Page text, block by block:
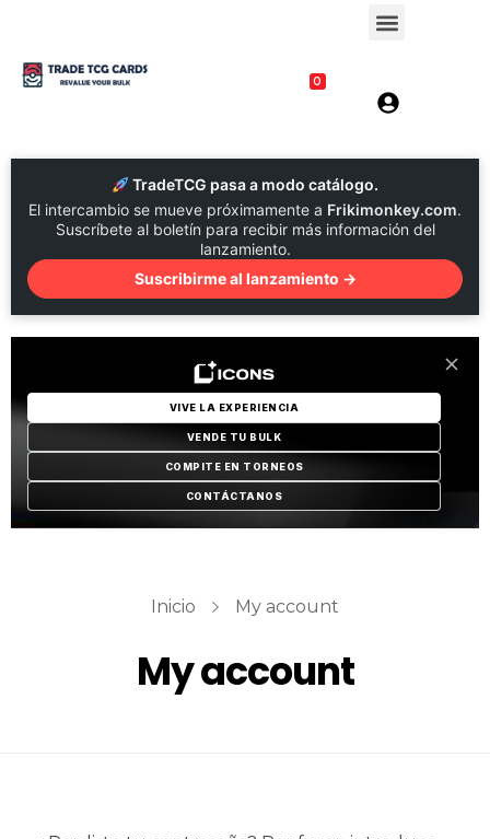
0
TradeTCG pasa a modo catálogo.
El intercambio se mueve próximamente a Frikimonkey.com.
Suscríbete al boletín para recibir más información del
lanzamiento.
Suscribirme al lanzamiento →
VIVE LA EXPERIENCIA
VENDE TU BULK
COMPITE EN TORNEOS
CONTÁCTANOS
Inicio My account
My account